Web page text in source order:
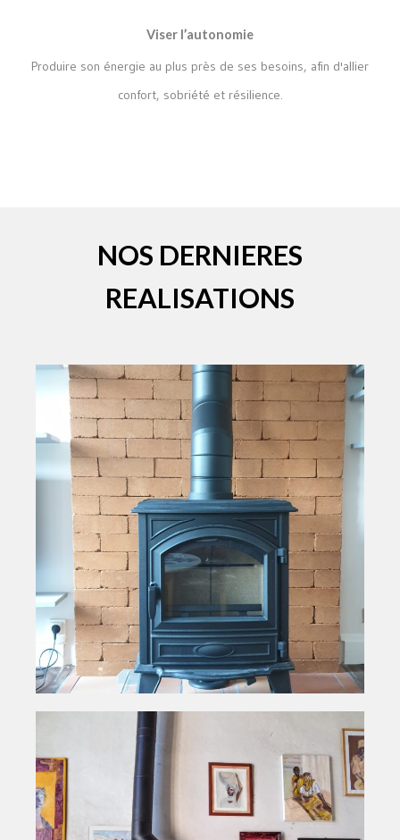
Viser l’autonomie
Produire son énergie au plus près de ses besoins, afin d'allier
confort, sobriété et résilience.
NOS DERNIERES
REALISATIONS